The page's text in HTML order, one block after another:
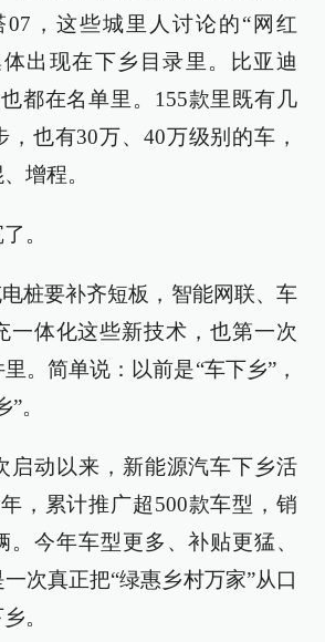
07，这些城里人讨论的“网红
出现在下乡目录里。比亚迪
都在名单里。155款里既有几
也有30万、40万级别的车，
增程。
。
桩要补齐短板，智能网联、车
一体化这些新技术，也第一次
。简单说：以前是“车下乡”，
。
启动以来，新能源汽车下乡活
，累计推广超500款车型，销
。今年车型更多、补贴更猛、
次真正把“绿惠乡村万家”从口
。